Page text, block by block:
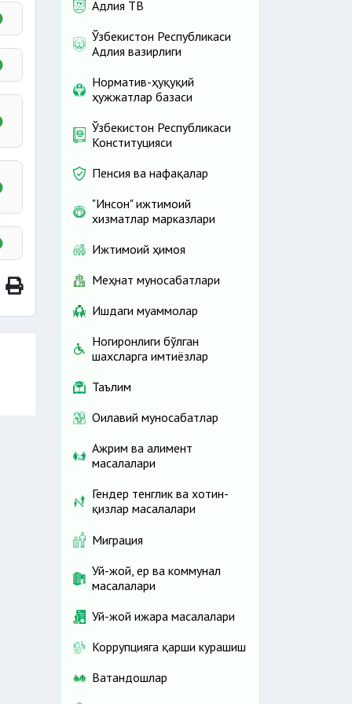
Адлия ТВ
Ўзбекистон Республикаси
Адлия вазирлиги
Норматив-ҳуқуқий
ҳужжатлар базаси
Ўзбекистон Республикаси
Конституцияси
Пенсия ва нафақалар
"Инсон" ижтимоий
хизматлар марказлари
Ижтимоий ҳимоя
Меҳнат муносабатлари
Ишдаги муаммолар
Ногиронлиги бўлган
шахсларга имтиёзлар
Таълим
Оилавий муносабатлар
Ажрим ва алимент
масалалари
Гендер тенглик ва хотин-
қизлар масалалари
Миграция
Уй-жой, ер ва коммунал
масалалари
Уй-жой ижара масалалари
Коррупцияга қарши курашиш
Ватандошлар